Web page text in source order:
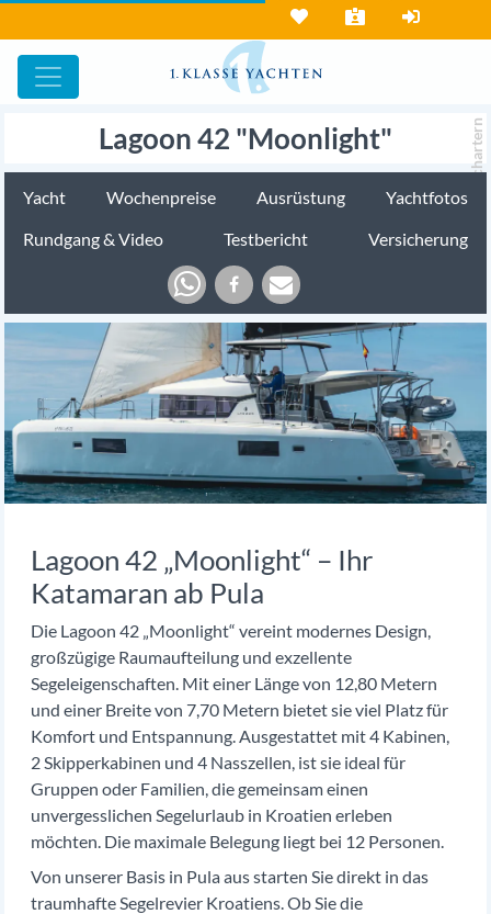
Lagoon 42 "Moonlight" chartern
Yacht Wochenpreise Ausrüstung
Yachtfotos
Rundgang & Video
Testbericht Versicherung
Lagoon 42 „Moonlight“ – Ihr
Katamaran ab Pula
Die Lagoon 42 „Moonlight“ vereint modernes Design,
großzügige Raumaufteilung und exzellente
Segeleigenschaften. Mit einer Länge von 12,80 Metern
und einer Breite von 7,70 Metern bietet sie viel Platz für
Komfort und Entspannung. Ausgestattet mit 4 Kabinen,
2 Skipperkabinen und 4 Nasszellen, ist sie ideal für
Gruppen oder Familien, die gemeinsam einen
unvergesslichen Segelurlaub in Kroatien erleben
möchten. Die maximale Belegung liegt bei 12 Personen.
Von unserer Basis in Pula aus starten Sie direkt in das
traumhafte Segelrevier Kroatiens. Ob Sie die